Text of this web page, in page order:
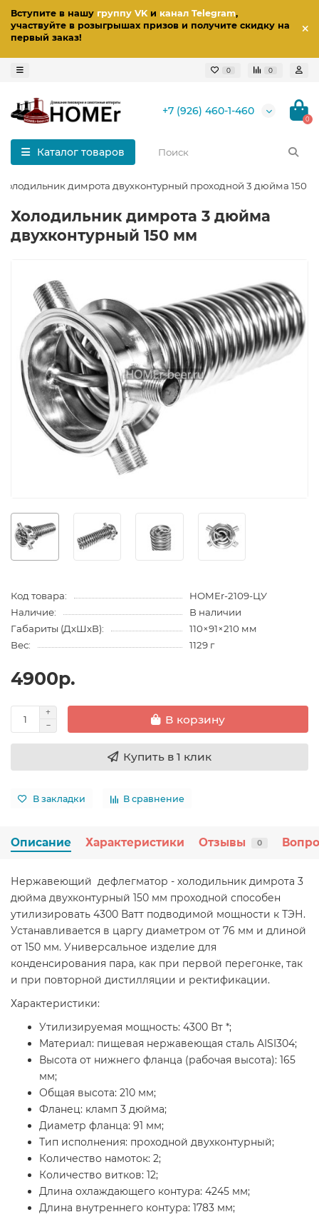
Вступите в нашу группу VKи канал Telegram,
участвуйте в розыгрышах призов и получите скидку на
первый заказ!
0 0
+7 (926) 460-1-460
0
Каталог товаров
Холодильник димрота двухконтурный проходной 3 дюйма 150
Холодильник димрота 3 дюйма
двухконтурный 150 мм
Код товара:
HOMEr-2109-ЦУ
Наличие:
В наличии
Габариты (ДхШхВ):
110×91×210 мм
Вес:
1129 г
4900р.
В корзину
Купить в 1 клик
В закладки В сравнение
Описание Характеристики Отзывы 0
Нержавеющий дефлегматор - холодильник димрота 3
дюйма двухконтурный 150 мм проходной способен
утилизировать 4300 Ватт подводимой мощности к ТЭН.
Устанавливается в царгу диаметром от 76 мм и длиной
от 150 мм. Универсальное изделие для
конденсирования пара, как при первой перегонке, так
и при повторной дистилляции и ректификации.
Характеристики:
Утилизируемая мощность: 4300 Вт *;
Материал: пищевая нержавеющая сталь AISI304;
Высота от нижнего фланца (рабочая высота): 165
мм;
Общая высота: 210 мм;
Фланец: кламп 3 дюйма;
Диаметр фланца: 91 мм;
Тип исполнения: проходной двухконтурный;
Количество намоток: 2;
Количество витков: 12;
Длина охлаждающего контура: 4245 мм;
Длина внутреннего контура: 1783 мм;